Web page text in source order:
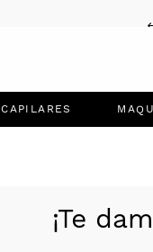
CAPILARES